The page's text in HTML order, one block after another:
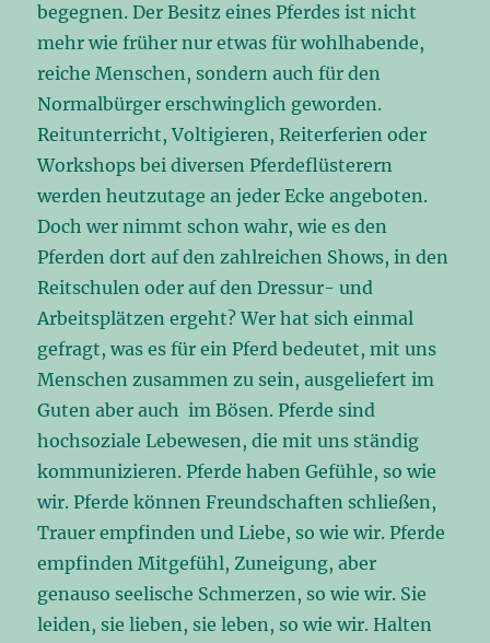
begegnen. Der Besitz eines Pferdes ist nicht
mehr wie früher nur etwas für wohlhabende,
reiche Menschen, sondern auch für den
Normalbürger erschwinglich geworden.
Reitunterricht, Voltigieren, Reiterferien oder
Workshops bei diversen Pferdeflüsterern
werden heutzutage an jeder Ecke angeboten.
Doch wer nimmt schon wahr, wie es den
Pferden dort auf den zahlreichen Shows, in den
Reitschulen oder auf den Dressur- und
Arbeitsplätzen ergeht? Wer hat sich einmal
gefragt, was es für ein Pferd bedeutet, mit uns
Menschen zusammen zu sein, ausgeliefert im
Guten aber auch im Bösen. Pferde sind
hochsoziale Lebewesen, die mit uns ständig
kommunizieren. Pferde haben Gefühle, so wie
wir. Pferde können Freundschaften schließen,
Trauer empfinden und Liebe, so wie wir. Pferde
empfinden Mitgefühl, Zuneigung, aber
genauso seelische Schmerzen, so wie wir. Sie
leiden, sie lieben, sie leben, so wie wir. Halten